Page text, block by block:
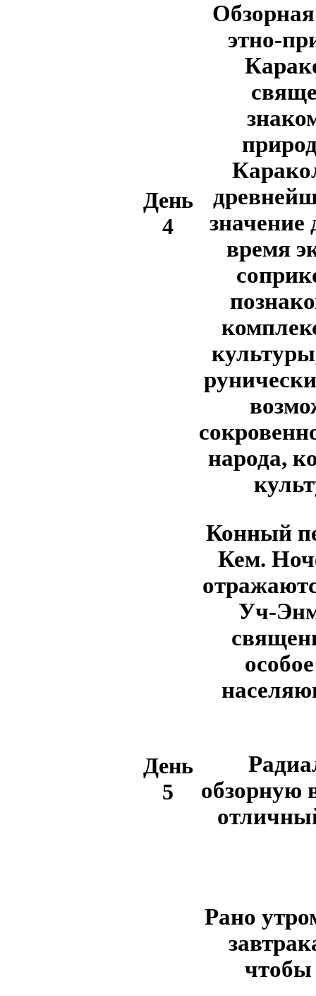
День
4
этно-
значение
время
народа,
Конный
Кем.
Уч-
День
5
обзорную
Рано
чтобы